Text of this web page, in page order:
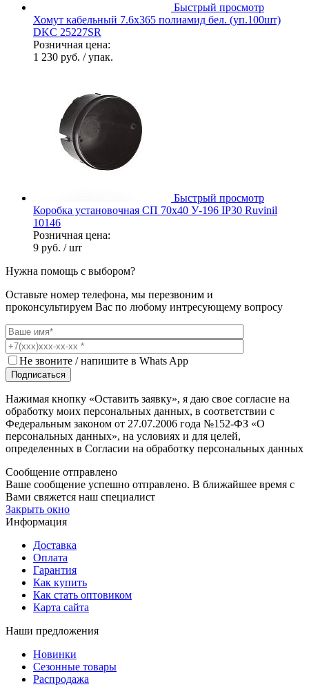
Быстрый просмотр
Хомут кабельный 7.6х365 полиамид бел. (уп.100шт)
DKC 25227SR
Розничная цена:
1 230 руб. / упак.
Быстрый просмотр
Коробка установочная СП 70х40 У-196 IP30 Ruvinil
10146
Розничная цена:
9 руб. / шт
Нужна помощь с выбором?
Оставьте номер телефона, мы перезвоним и
проконсультируем Вас по любому интресующему вопросу
Не звоните / напишите в Whats App
Нажимая кнопку «Оcтавить заявку», я даю свое согласие на
обработку моих персональных данных, в соответствии с
Федеральным законом от 27.07.2006 года №152-ФЗ «О
персональных данных», на условиях и для целей,
определенных в Согласии на обработку персональных данных
Сообщение отправлено
Ваше сообщение успешно отправлено. В ближайшее время с
Вами свяжется наш специалист
Закрыть окно
Информация
Доставка
Оплата
Гарантия
Как купить
Как стать оптовиком
Карта сайта
Наши предложения
Новинки
Сезонные товары
Распродажа